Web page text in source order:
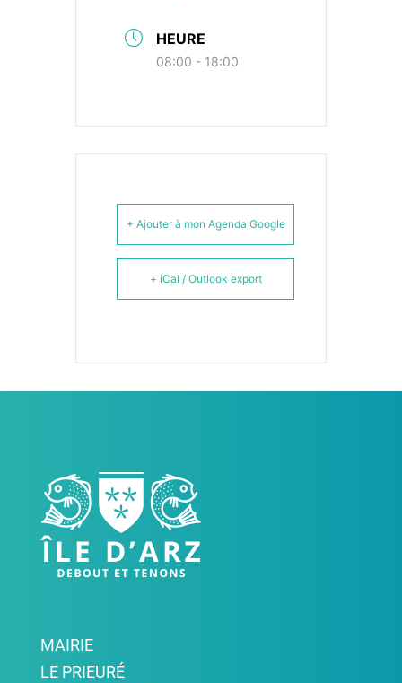
HEURE
08:00 - 18:00
+ Ajouter à mon Agenda Google
+ iCal / Outlook export
MAIRIE
LE PRIEURÉ